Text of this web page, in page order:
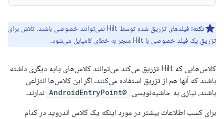
نکته:
فیلدهای تزریق شده توسط Hilt نمی‌توانند خصوصی باشند. تلاش برای
تزریق یک فیلد خصوصی با Hilt منجر به خطای کامپایل می‌شود.
کلاس‌هایی که Hilt تزریق می‌کند می‌توانند کلاس‌های پایه دیگری داشته
باشند که آنها هم از تزریق استفاده می‌کنند. اگر این کلاس‌ها انتزاعی
باشند، نیازی به حاشیه‌نویسی @AndroidEntryPoint
ندارند.
برای کسب اطلاعات بیشتر در مورد اینکه یک کلاس اندروید در کدام